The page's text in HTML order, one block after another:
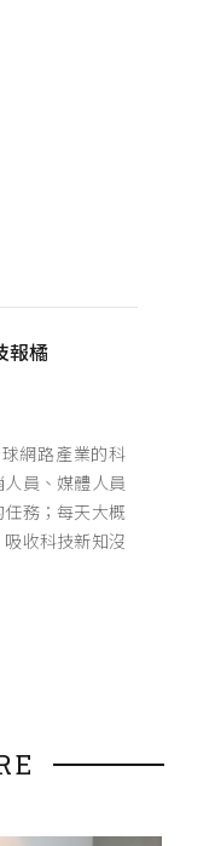
報橘
網路產業的科
員、媒體人員
務；每天大概
收科技新知沒